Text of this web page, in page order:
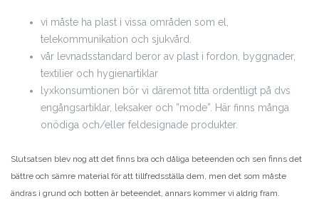
vi måste ha plast i vissa områden som el,
telekommunikation och sjukvård.
vår levnadsstandard beror av plast i fordon, byggnader,
textilier och hygienartiklar
lyxkonsumtionen bör vi däremot titta ordentligt på dvs
engångsartiklar, leksaker och ”mode”. Här finns många
onödiga och/eller feldesignade produkter.
Slutsatsen blev nog att det finns bra och dåliga beteenden och sen finns det
bättre och sämre material för att tillfredsställa dem, men det som måste
ändras i grund och botten är beteendet, annars kommer vi aldrig fram.